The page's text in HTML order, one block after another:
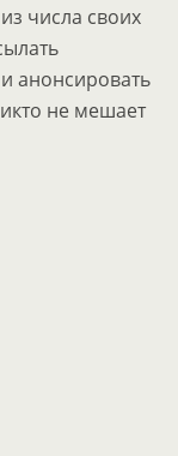
числа своих
анонсировать
не мешает